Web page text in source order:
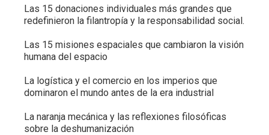
Las 15 donaciones individuales más grandes que
redefinieron la filantropía y la responsabilidad social.
Las 15 misiones espaciales que cambiaron la visión
humana del espacio
La logística y el comercio en los imperios que
dominaron el mundo antes de la era industrial
La naranja mecánica y las reflexiones filosóficas
sobre la deshumanización